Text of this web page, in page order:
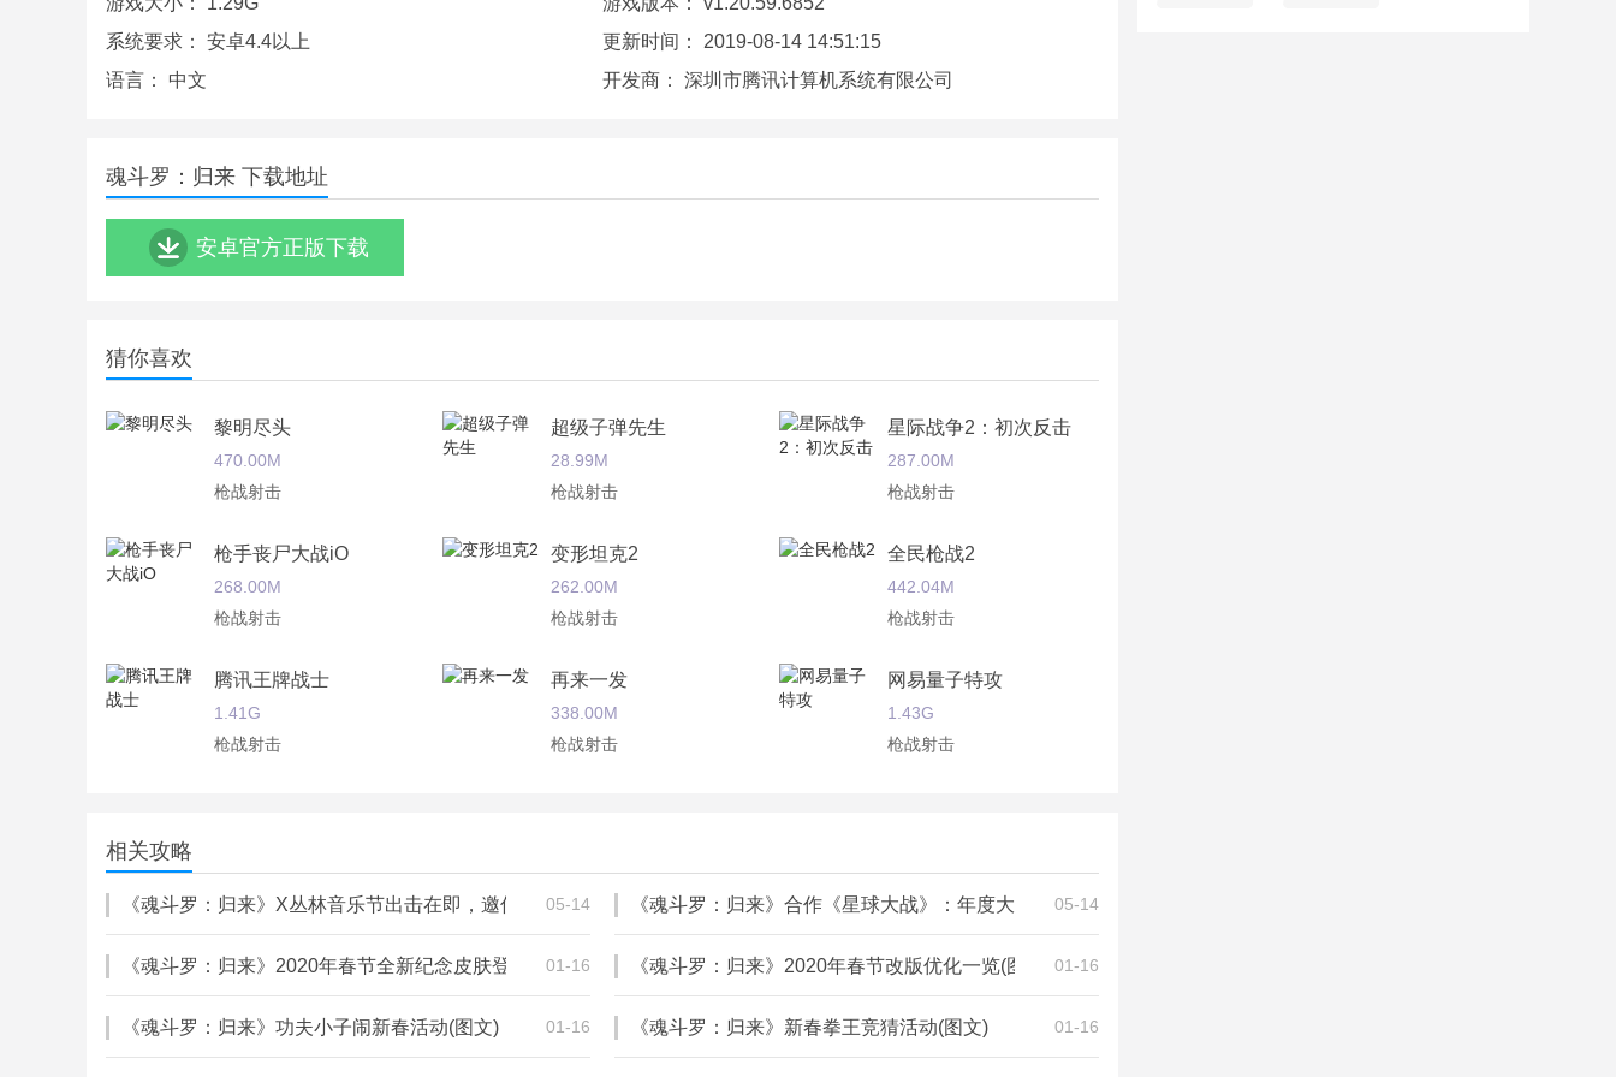
1.54人大型多人竞技模式，6人一组，自由分配队伍，带上你的小队一起去奋战；
2.全新地图上线，星际突围的诸多改观丰富你的视觉体验，为玩家提供紧张刺激的射击感受；
3.丰富多样的角色，每一位人物都有各自的技能以及传记，收集党切莫错过；
魂斗罗：归来游戏评测：
作为几代人的童年，魂斗罗几乎是每一位射击爱好者的必经之路，曾经我们叫上伙伴拿起手柄进行一场刺激的魂斗
系统要求： 安卓4.4以上 更新时间： 2019-08-14 14:51:15
语言： 中文 开发商： 深圳市腾讯计算机系统有限公司
魂斗罗：归来 下载地址
安卓官方正版下载
猜你喜欢
黎明尽头
470.00M
枪战射击
超级子弹先生
28.99M
枪战射击
星际战争2：初次反击
287.00M
枪战射击
枪手丧尸大战iO
268.00M
枪战射击
变形坦克2
262.00M
枪战射击
全民枪战2
442.04M
枪战射击
腾讯王牌战士
1.41G
枪战射击
再来一发
338.00M
枪战射击
网易量子特攻
1.43G
枪战射击
枪战射击
枪战射击
枪战射击
相关攻略
《魂斗罗：归来》X丛林音乐节出击在即，邀你玩转新版本！(图文)手游网_快猫视频ios下载安装
05-14 《魂斗罗：归来》合作《星球大战》：年度大版本1月16日来袭[视频](图文)_樱桃视频最新版下载
05-14
《魂斗罗：归来》2020年春节全新纪念皮肤登场(图文)
01-16 《魂斗罗：归来》2020年春节改版优化一览(图文) 01-16
《魂斗罗：归来》功夫小子闹新春活动(图文) 01-16 《魂斗罗：归来》新春拳王竞猜活动(图文) 01-16